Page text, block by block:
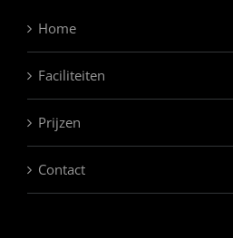
Home
Faciliteiten
Prijzen
Contact